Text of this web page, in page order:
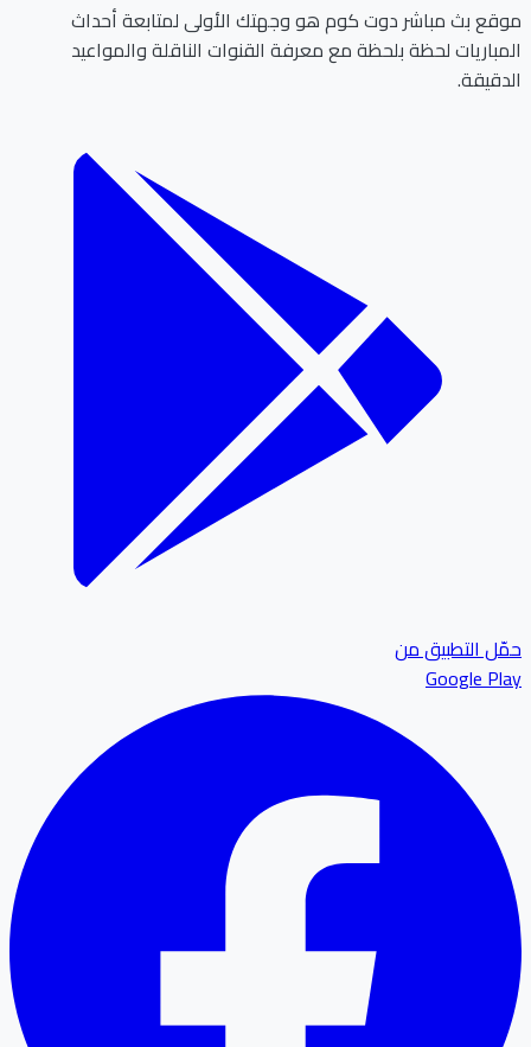
بث مباشر دوت كوم هو وجهتك الأولى لمتابعة أحداث
لحظة بلحظة مع معرفة القنوات الناقلة والمواعيد
التطبيق من
Google